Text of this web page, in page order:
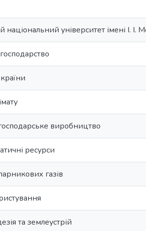
національний університет імені І. І.
виробництво
ресурси
газів
та землеустрій